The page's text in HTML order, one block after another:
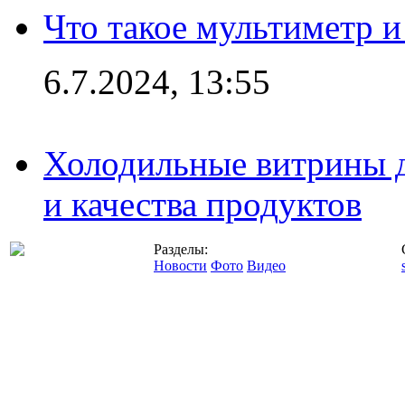
Что такое мультиметр
6.7.2024, 13:55
Холодильные витрины
и качества продуктов
Разделы:
Новости Фото Видео